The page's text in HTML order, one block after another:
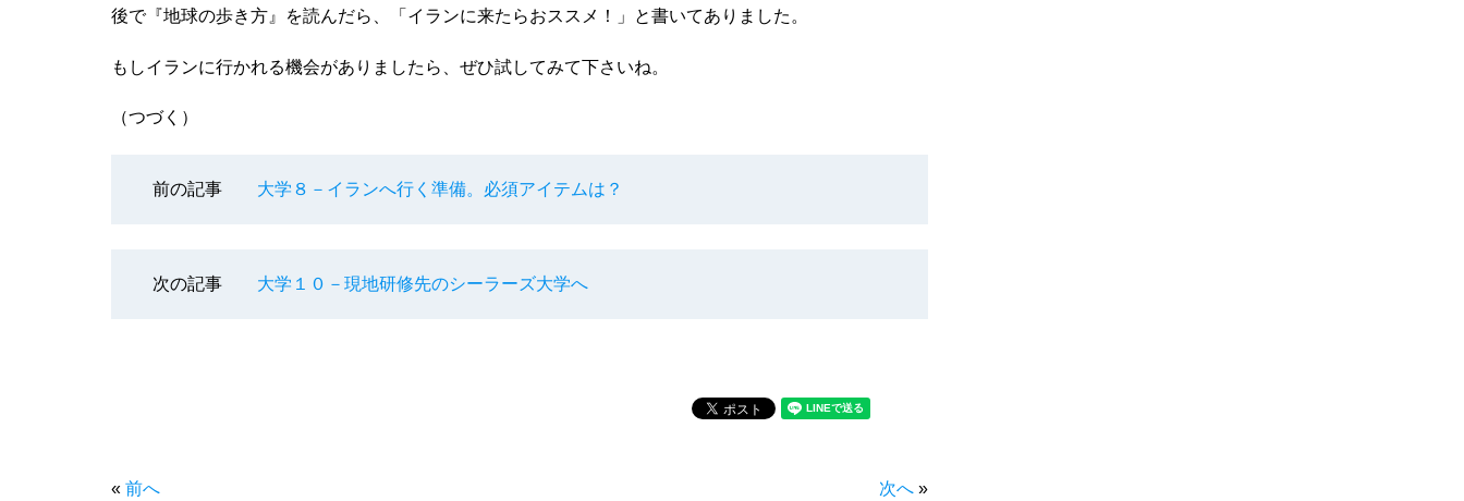
後で『地球の歩き方』を読んだら、「イランに来たらおススメ！」と書いてありました。
もしイランに行かれる機会がありましたら、ぜひ試してみて下さいね。
（つづく）
前の記事 大学８－イランへ行く準備。必須アイテムは？
次の記事 大学１０－現地研修先のシーラーズ大学へ
« 前へ 次へ »